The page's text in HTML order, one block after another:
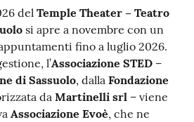
del Temple Theater – Teatro
si apre a novembre con un
fino a luglio 2026.
l’Associazione STED –
di Sassuolo, dalla Fondazione
daMartinelli srl – viene
Associazione Evoè, che ne